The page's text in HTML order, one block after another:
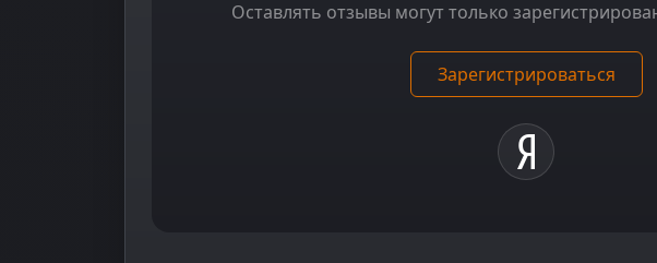
Оставлять отзывы могут только
Зарегистрироваться